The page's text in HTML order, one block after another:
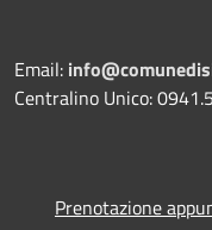
Email:
Centralino Unico:
Prenotazione